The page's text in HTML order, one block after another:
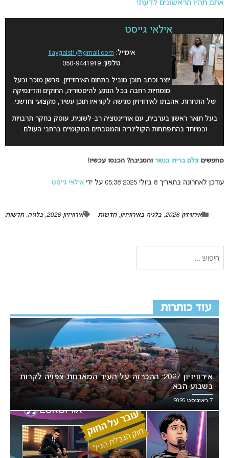
אתם תהיו הראשונים לדעת!
אילאי גייסט
אימייל: ilaygaist1@gmail.com
טלפון: 050-9441919
יוצר וכתב תוכן מוביל בתחום האירוויזיון, פרשן מוכר ובעל
מומחיות רחבה בכל הנוגע להיסטוריה, החוקים והדינמיקה
של התחרות. אהבתו לאירוויזיון מגישה לקוראיו תוכן עשיר, מקצועי וחדשני.
בעל תואר ראשון בערבית, עם אוריינטציה רב-לשונית. עוסק בחקר תרבויות
ובמיוחד בהתפתחות הקולינריה והמטבחים המקומיים ברחבי העולם.
מחפשים צלם ברית בנשר והסביבה? הכנסו עכשיו!
עודכן לאחרונה בתאריך 8 ביולי 2025 05:38 על ידי אילאי גייסט
אירוויזיון 2026 , בלגיה באירוויזיון,חדשות אירוויזיון 2026 , בלגיה,חדשות
עוד כותרות
אירוויזיון 2027: ההכרזה על העיר המארחת צפויה לקרות
בשבוע הבא
7 באוגוסט 2026